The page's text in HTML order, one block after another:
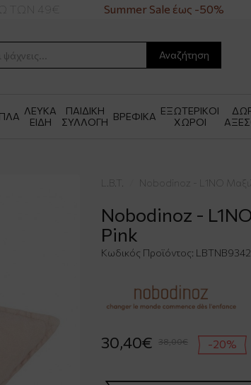
49€ Summer Sale έως -50%
Αναζήτηση
ΛΕΥΚΑ
ΕΙΔΗ
ΠΑΙΔΙΚΗ
ΣΥΛΛΟΓΗ ΒΡΕΦΙΚΑ ΕΞΩΤΕΡΙΚΟΙ
ΧΩΡΟΙ
L.B.T. Nobodinoz - L1NO
Nobodinoz -
Pink
Κωδικός Προϊόντος:
30,40€ 38,00€ -20%